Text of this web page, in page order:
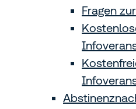
Fragen